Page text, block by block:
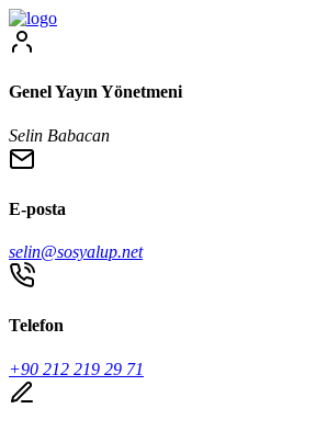
Genel Yayın Yönetmeni
Selin Babacan
E-posta
selin@sosyalup.net
Telefon
+90 212 219 29 71